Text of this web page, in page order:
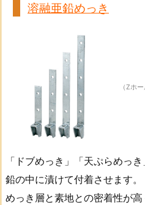
溶融亜鉛めっき
（Zホ
「ドブめっき」「天ぷらめっ
鉛の中に漬けて付着させます。
めっき層と素地との密着性が